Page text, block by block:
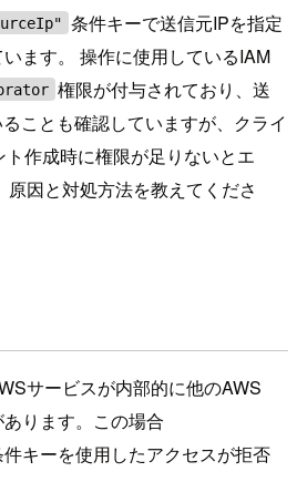
条件キーで送信元IPを指定
ます。 操作に使用しているIAM
権限が付与されており、送
ことも確認していますが、クライ
作成時に権限が足りないとエ
因と対処方法を教えてくださ
サービスが内部的に他のAWS
ります。この場合
件キーを使用したアクセスが拒否